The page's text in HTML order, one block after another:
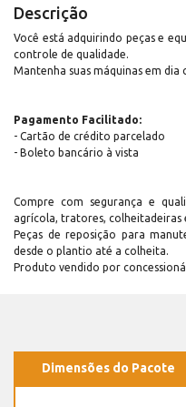
Descrição
Você está adquirindo peças e
controle de qualidade.
Mantenha suas máquinas em dia
Pagamento Facilitado:
- Cartão de crédito parcelado
- Boleto bancário à vista
Compre com segurança e
agrícola, tratores, colheitadeiras
Peças de reposição para
desde o plantio até a colheita.
Produto vendido por
Dimensões do Pacote